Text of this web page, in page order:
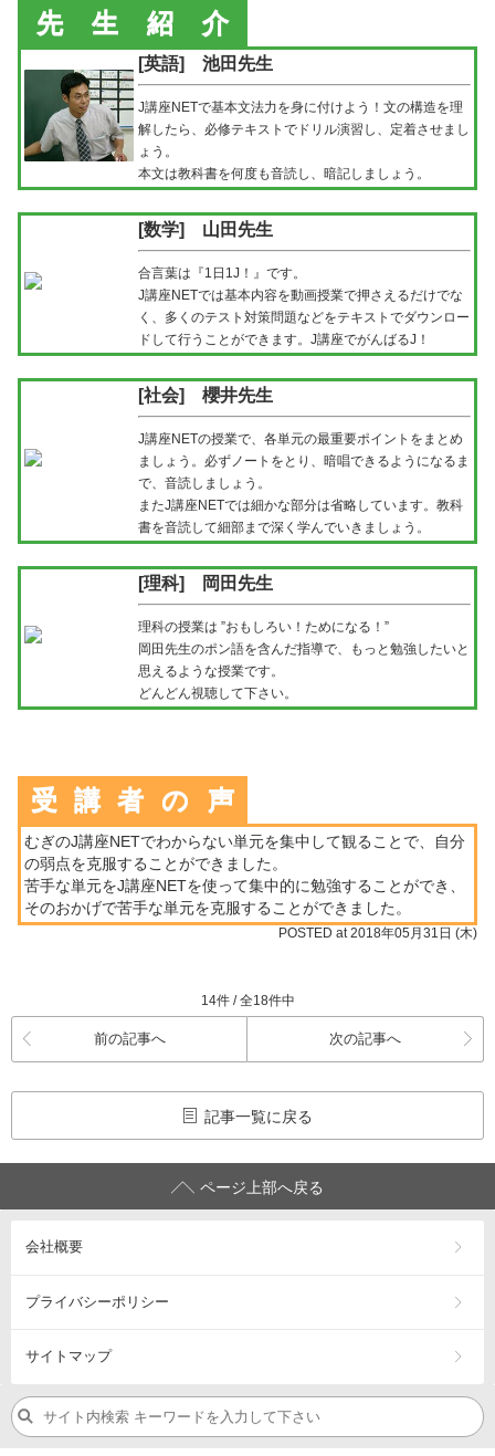
先 生 紹 介
[英語] 池田先生
J講座NETで基本文法力を身に付けよう！文の構造を理
解したら、必修テキストでドリル演習し、定着させまし
ょう。
本文は教科書を何度も音読し、暗記しましょう。
[数学] 山田先生
合言葉は『1日1J！』です。
J講座NETでは基本内容を動画授業で押さえるだけでな
く、多くのテスト対策問題などをテキストでダウンロー
ドして行うことができます。J講座でがんばるJ！
[社会] 櫻井先生
J講座NETの授業で、各単元の最重要ポイントをまとめ
ましょう。 必ずノートをとり、暗唱できるようになるま
で、音読しましょう。
またJ講座NETでは細かな部分は省略しています。 教科
書を音読して細部まで深く学んでいきましょう。
[理科] 岡田先生
理科の授業は ”おもしろい！ためになる！”
岡田先生のポン語を含んだ指導で、もっと勉強したいと
思えるような授業です。
どんどん視聴して下さい。
受 講 者 の 声
むぎのJ講座NETでわからない単元を集中して観ることで、自分
の弱点を克服することができました。
苦手な単元をJ講座NETを使って集中的に勉強することができ、
そのおかげで苦手な単元を克服することができました。
POSTED at 2018年05月31日 (木)
14件 / 全18件中
前の記事へ 次の記事へ
記事一覧に戻る
ページ上部へ戻る
会社概要
プライバシーポリシー
サイトマップ